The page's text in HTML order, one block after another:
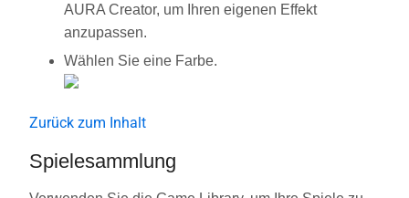
AURA Creator, um Ihren eigenen Effekt
anzupassen.
Wählen Sie eine Farbe.
Zurück zum Inhalt
Spielesammlung